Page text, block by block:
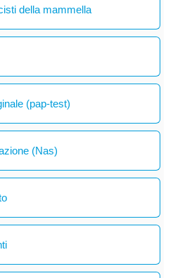
della mammella
(pap-test)
(Nas)